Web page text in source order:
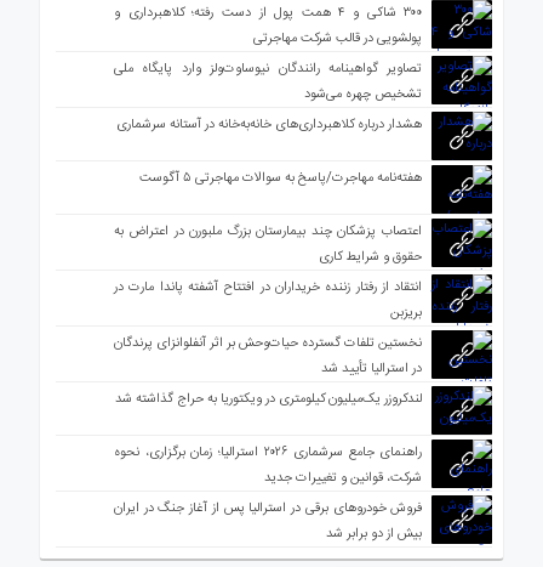
۳۰۰ شاکی و ۴ همت پول از دست رفته؛ کلاهبرداری و
پولشویی در قالب شرکت مهاجرتی
تصاویر گواهینامه رانندگان نیوساوت‌ولز وارد پایگاه ملی
تشخیص چهره می‌شود
هشدار درباره کلاهبرداری‌های خانه‌به‌خانه در آستانه سرشماری
هفته‌نامه مهاجرت/پاسخ به سوالات مهاجرتی ۵ آگوست
اعتصاب پزشکان چند بیمارستان بزرگ ملبورن در اعتراض به
حقوق و شرایط کاری
انتقاد از رفتار زننده خریداران در افتتاح آشفته پاندا مارت در
بریزبن
نخستین تلفات گسترده حیات‌وحش بر اثر آنفلوانزای پرندگان
در استرالیا تأیید شد
لندکروزر یک‌میلیون کیلومتری در ویکتوریا به حراج گذاشته شد
راهنمای جامع سرشماری ۲۰۲۶ استرالیا؛ زمان برگزاری، نحوه
شرکت، قوانین و تغییرات جدید
فروش خودروهای برقی در استرالیا پس از آغاز جنگ در ایران
بیش از دو برابر شد